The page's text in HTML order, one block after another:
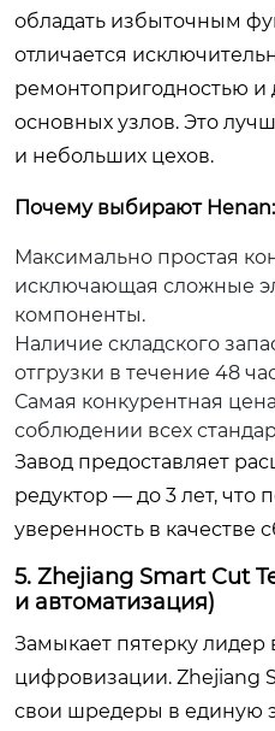
обладать избыточным
отличается
ремонтопригодностью и
основных узлов. Это
и небольших цехов.
Почему выбирают Henan:
Максимально простая
исключающая сложные
компоненты.
Наличие складского
отгрузки в течение 48
Самая конкурентная
соблюдении всех
Завод предоставляет
редуктор — до 3 лет, что
уверенность в качестве
5. Zhejiang Smart Cut
и автоматизация)
Замыкает пятерку лидер
цифровизации. Zhejiang
свои шредеры в единую